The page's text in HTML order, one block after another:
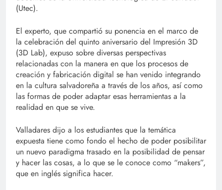
(Utec).
El experto, que compartió su ponencia en el marco de
la celebración del quinto aniversario del Impresión 3D
(3D Lab), expuso sobre diversas perspectivas
relacionadas con la manera en que los procesos de
creación y fabricación digital se han venido integrando
en la cultura salvadoreña a través de los años, así como
las formas de poder adaptar esas herramientas a la
realidad en que se vive.
Valladares dijo a los estudiantes que la temática
expuesta tiene como fondo el hecho de poder posibilitar
un nuevo paradigma trasado en la posibilidad de pensar
y hacer las cosas, a lo que se le conoce como “makers”,
que en inglés significa hacer.